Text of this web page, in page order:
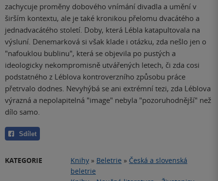
zachycuje proměny dobového vnímání divadla a umění v
širším kontextu, ale je také kronikou přelomu dvacátého a
jednadvacátého století. Doby, která Lébla katapultovala na
výsluní. Denemarková si však klade i otázku, zda nešlo jen o
"nafouklou bublinu", která se objevila po pustých a
ideologicky nekompromisně utvářených letech, či zda cosi
podstatného z Léblova kontroverzního způsobu práce
přetrvalo dodnes. Nevyhýbá se ani extrémní tezi, zda Léblova
výrazná a nepolapitelná "image" nebyla "pozoruhodnější" než
dílo samo.
Sdílet
KATEGORIE Knihy » Beletrie » Česká a slovenská
beletrie